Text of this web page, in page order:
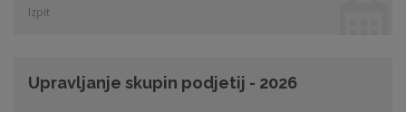
Izpit
Upravljanje skupin podjetij - 2026